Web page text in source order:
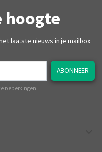
hoogte
laatste nieuws in je mailbox
ABONNEER
beperkingen